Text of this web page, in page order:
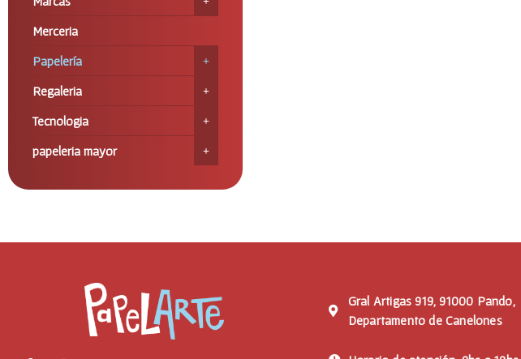
Merceria
Papelería
Regaleria
Tecnologia
papeleria mayor
Gral Artigas 919, 91000 Pando,
Departamento de Canelones